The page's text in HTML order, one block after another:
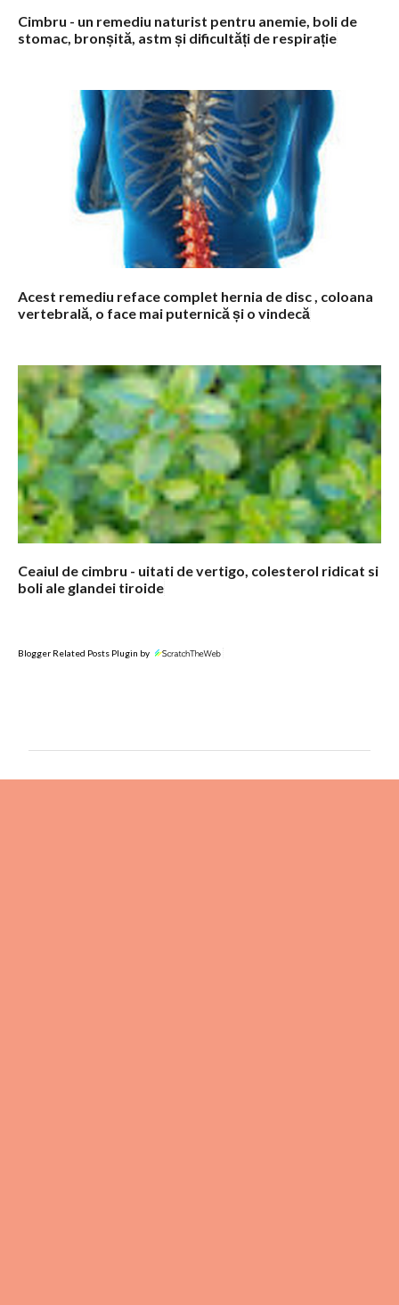
Cimbru - un remediu naturist pentru anemie, boli de
stomac, bronșită, astm și dificultăți de respirație
Acest remediu reface complet hernia de disc , coloana
vertebrală, o face mai puternică și o vindecă
Ceaiul de cimbru - uitati de vertigo, colesterol ridicat si
boli ale glandei tiroide
Blogger Related Posts Plugin by